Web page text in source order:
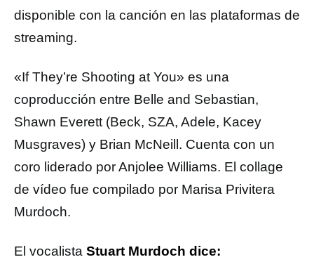
disponible con la canción en las plataformas de
streaming.
«If They’re Shooting at You» es una
coproducción entre Belle and Sebastian,
Shawn Everett (Beck, SZA, Adele, Kacey
Musgraves) y Brian McNeill. Cuenta con un
coro liderado por Anjolee Williams. El collage
de vídeo fue compilado por Marisa Privitera
Murdoch.
El vocalista Stuart Murdoch dice: